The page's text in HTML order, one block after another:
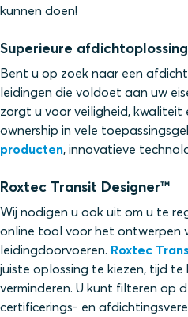
kunnen doen!
Superieure
Bent u op zoek naar een
leidingen die voldoet aan uw
zorgt u voor veiligheid,
ownership in vele
producten, innovatieve
Roxtec Transit Designer™
Wij nodigen u ook uit om u te
online tool voor het ontwerpen
leidingdoorvoeren. Roxtec
juiste oplossing te kiezen, tijd
verminderen. U kunt filteren op
certificerings- en